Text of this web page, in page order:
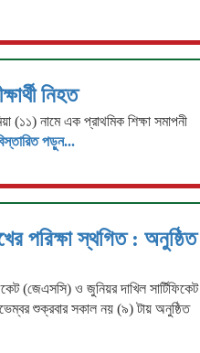
নিহত
(১১) নামে এক প্রাথমিক শিক্ষা সমাপনী
পড়ুন...
পরিক্ষা স্থগিত : অনুষ্ঠিত
(জেএসসি) ও জুনিয়র দাখিল সার্টিফিকেট
শুক্রবার সকাল নয় (৯) টায় অনুষ্ঠিত